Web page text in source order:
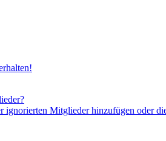
Mitglieder hinzufügen oder